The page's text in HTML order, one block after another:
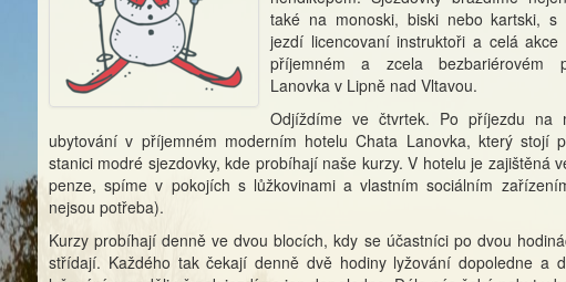
také na monoski, biski nebo kartski, s
jezdí licencovaní instruktoři a celá
příjemném a zcela bezbariérovém
Lanovka v Lipně nad Vltavou.
Odjíždíme ve čtvrtek. Po příjezdu na
ubytování v příjemném moderním hotelu Chata Lanovka, který stojí
stanici modré sjezdovky, kde probíhají naše kurzy. V hotelu je zajištěná
penze, spíme v pokojích s lůžkovinami a vlastním sociálním
nejsou potřeba).
Kurzy probíhají denně ve dvou blocích, kdy se účastníci po dvou
střídají. Každého tak čekají denně dvě hodiny lyžování dopoledne a